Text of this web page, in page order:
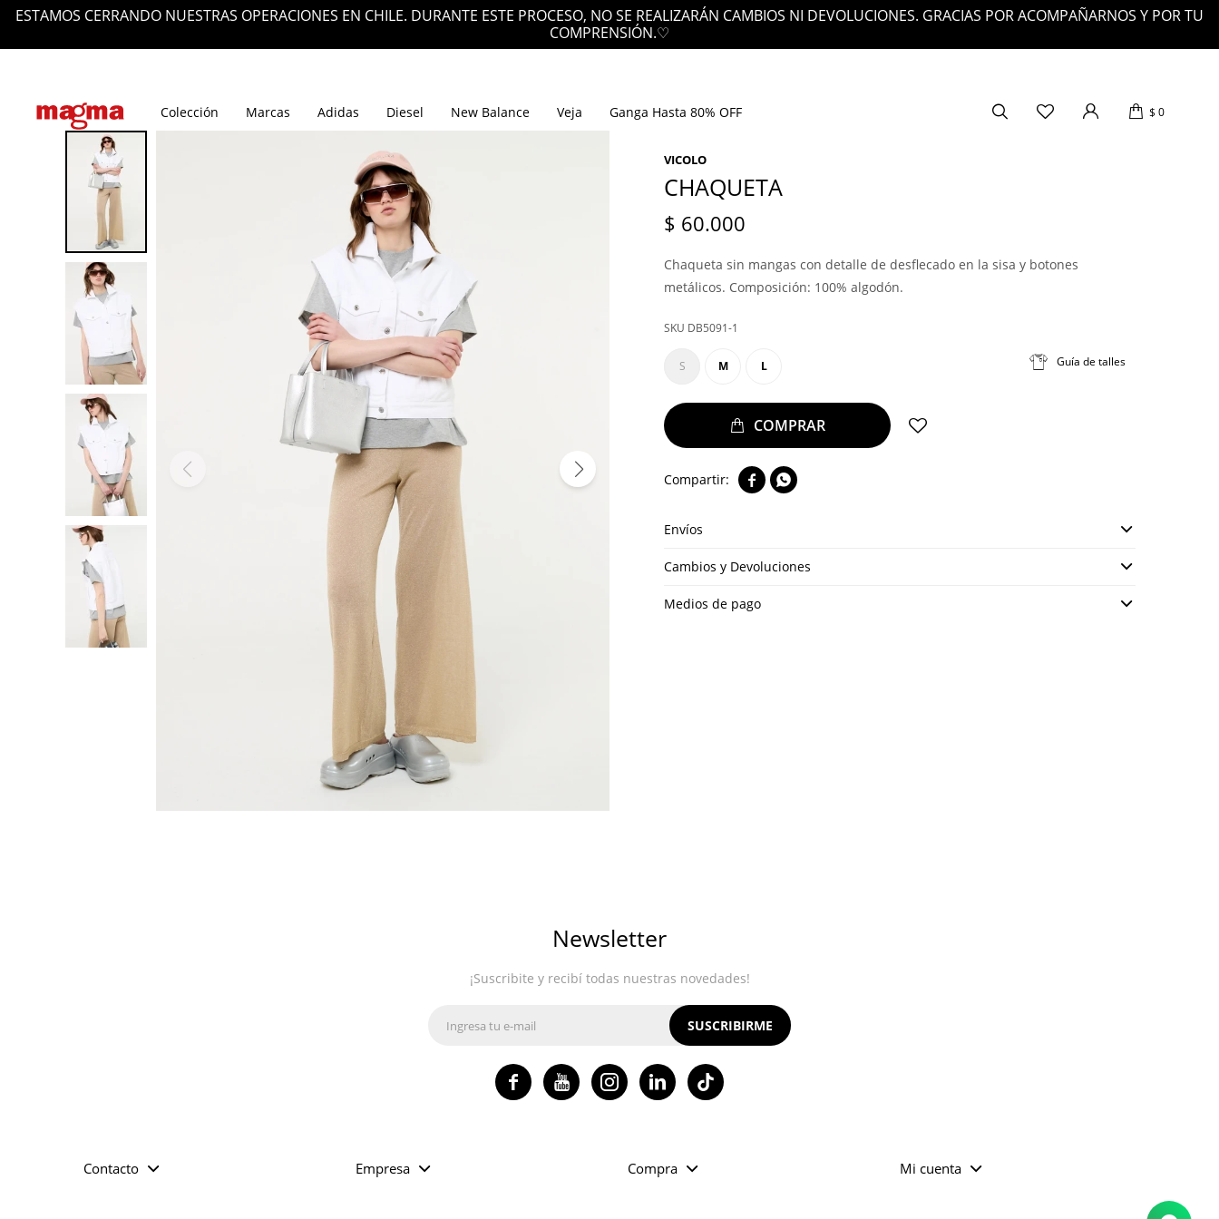
ESTAMOS CERRANDO NUESTRAS OPERACIONES EN CHILE. DURANTE ESTE PROCESO, NO SE REALIZARÁN CAMBIOS NI DEVOLUCIONES. GRACIAS POR ACOMPAÑARNOS Y POR TU
COMPRENSIÓN.♡
Colección Marcas Adidas Diesel New Balance Veja Ganga Hasta 80% OFF $ 0
VICOLO
CHAQUETA
$ 60.000
Chaqueta sin mangas con detalle de desflecado en la sisa y botones
metálicos. Composición: 100% algodón.
DB5091-1
S M L Guía de talles
 
Envíos
Cambios y Devoluciones
Medios de pago
Contacto Empresa Compra Mi cuenta
Newsletter
¡Suscribite y recibí todas nuestras novedades!
SUSCRIBIRME
   